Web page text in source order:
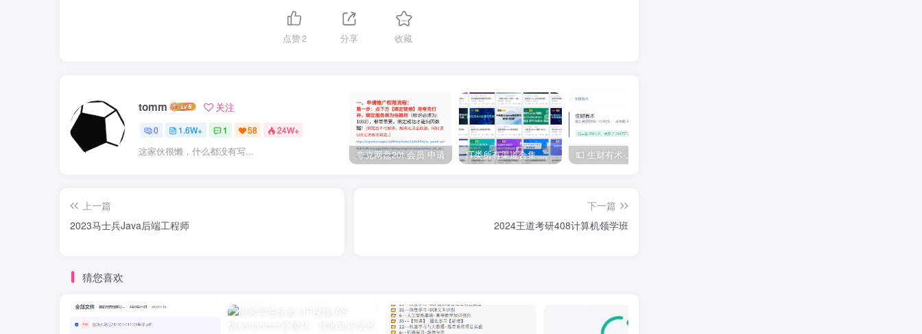
点赞2 分享 收藏
tomm 关注
0 1.6W+ 1 58 24W+
这家伙很懒，什么都没有写... 夸克网盘20t 会员 申请 IT类所有渠道合集 持续日更，目前近四千多条资源 年费用户微信私信获取权限
上一篇
2023马士兵Java后端工程师
下一篇
2024王道考研408计算机领学班
猜您喜欢